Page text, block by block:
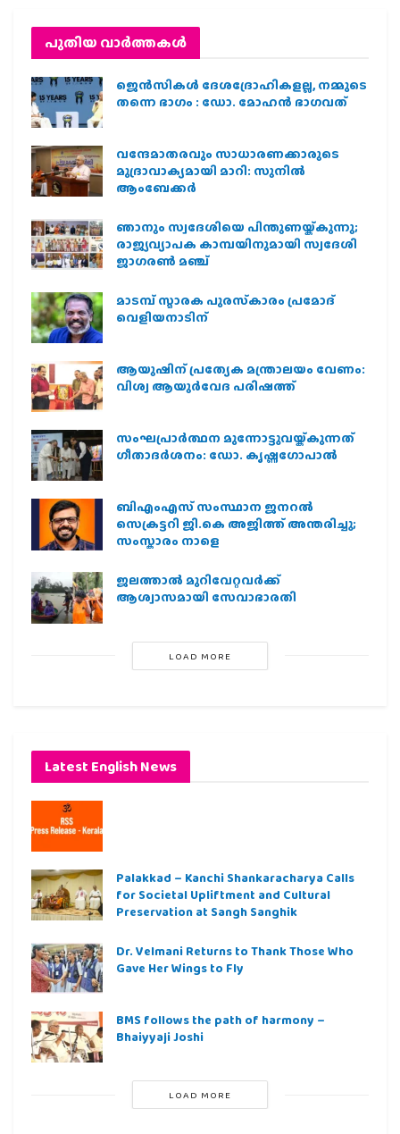
പുതിയ വാര്‍ത്തകള്‍
ജെന്‍സികള്‍ ദേശദ്രോഹികളല്ല, നമ്മുടെ
തന്നെ ഭാഗം : ഡോ. മോഹന്‍ ഭാഗവത്
വന്ദേമാതരവും സാധാരണക്കാരുടെ
മുദ്രാവാക്യമായി മാറി: സുനിൽ
ആംബേക്കർ
ഞാനും സ്വദേശിയെ പിന്തുണയ്ക്കുന്നു;
രാജ്യവ്യാപക കാമ്പയിനുമായി സ്വദേശി
ജാഗരണ്‍ മഞ്ച്
മാടമ്പ് സ്മാരക പുരസ്‌കാരം പ്രമോദ്
വെളിയനാടിന്
ആയുഷിന് പ്രത്യേക മന്ത്രാലയം വേണം:
വിശ്വ ആയുര്‍വേദ പരിഷത്ത്
സംഘപ്രാര്‍ത്ഥന മുന്നോട്ടുവയ്ക്കുന്നത്
ഗീതാദര്‍ശനം: ഡോ. കൃഷ്ണഗോപാല്‍
ബിഎംഎസ് സംസ്ഥാന ജനറൽ
സെക്രട്ടറി ജി.കെ അജിത്ത് അന്തരിച്ചു;
സംസ്കാരം നാളെ
ജലത്താല്‍ മുറിവേറ്റവര്‍ക്ക്
ആശ്വാസമായി സേവാഭാരതി
LOAD MORE
Latest English News
Palakkad – Kanchi Shankaracharya Calls
for Societal Upliftment and Cultural
Preservation at Sangh Sanghik
Dr. Velmani Returns to Thank Those Who
Gave Her Wings to Fly
BMS follows the path of harmony –
Bhaiyyaji Joshi
LOAD MORE